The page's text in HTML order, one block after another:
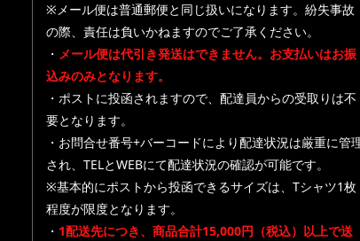
※メール便は普通郵便と同じ扱いになります。紛失事故
の際、責任は負いかねますのでご了承ください。
・ メール便は代引き発送はできません。お支払いはお振
込みのみとなります。
・ポストに投函されますので、配達員からの受取りは不
要となります。
・お問合せ番号+バーコードにより配達状況は厳重に管
され、TELとWEBにて配達状況の確認が可能です。
※基本的にポストから投函できるサイズは、Tシャツ1枚
程度が限度となります。
・ 1配送先につき、商品合計15,000円（税込）以上で送